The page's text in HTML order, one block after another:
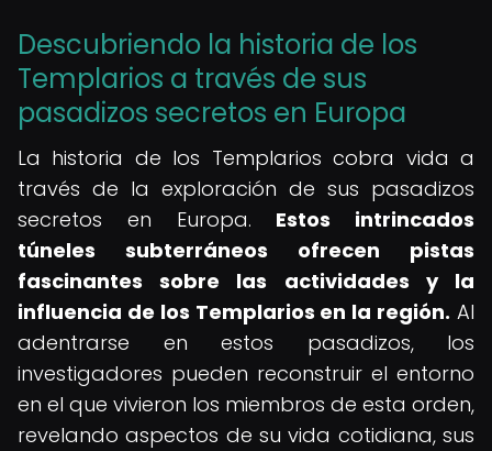
Descubriendo la historia de los
Templarios a través de sus
pasadizos secretos en Europa
La historia de los Templarios cobra vida a
través de la exploración de sus pasadizos
secretos en Europa. Estos intrincados
túneles subterráneos ofrecen pistas
fascinantes sobre las actividades y la
influencia de los Templarios en la región. Al
adentrarse en estos pasadizos, los
investigadores pueden reconstruir el entorno
en el que vivieron los miembros de esta orden,
revelando aspectos de su vida cotidiana, sus